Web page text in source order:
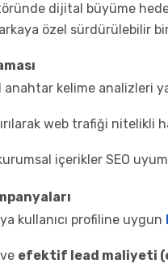
dijital büyüme
özel sürdürülebilir
kelime analizleri
web trafiği nitelikli
içerikler SEO
kullanıcı profiline uygun
ve efektif lead maliyeti